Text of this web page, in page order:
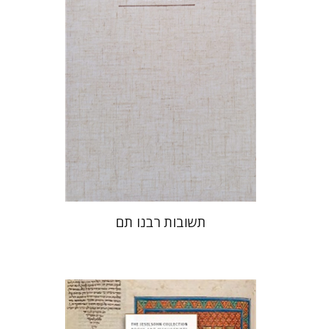
הנחת אתר ספר מודפס
$45
תשובות רבנו תם